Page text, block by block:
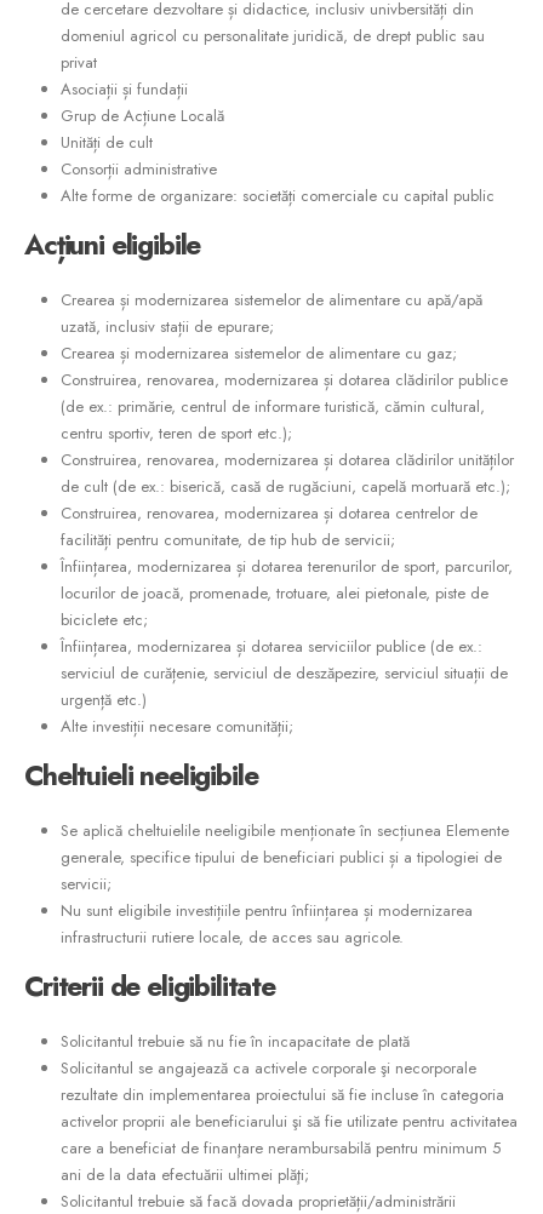
de cercetare dezvoltare și didactice, inclusiv univbersități din
domeniul agricol cu personalitate juridică, de drept public sau
privat
Asociații și fundații
Grup de Acțiune Locală
Unități de cult
Consorții administrative
Alte forme de organizare: societăți comerciale cu capital public
Acțiuni eligibile
Crearea și modernizarea sistemelor de alimentare cu apă/apă
uzată, inclusiv stații de epurare;
Crearea și modernizarea sistemelor de alimentare cu gaz;
Construirea, renovarea, modernizarea și dotarea clădirilor publice
(de ex.: primărie, centrul de informare turistică, cămin cultural,
centru sportiv, teren de sport etc.);
Construirea, renovarea, modernizarea și dotarea clădirilor unităților
de cult (de ex.: biserică, casă de rugăciuni, capelă mortuară etc.);
Construirea, renovarea, modernizarea și dotarea centrelor de
facilități pentru comunitate, de tip hub de servicii;
Înființarea, modernizarea și dotarea terenurilor de sport, parcurilor,
locurilor de joacă, promenade, trotuare, alei pietonale, piste de
biciclete etc;
Înființarea, modernizarea și dotarea serviciilor publice (de ex.:
serviciul de curățenie, serviciul de deszăpezire, serviciul situații de
urgență etc.)
Alte investiții necesare comunității;
Cheltuielineeligibile
Se aplică cheltuielile neeligibile menționate în secțiunea Elemente
generale, specifice tipului de beneficiari publici și a tipologiei de
servicii;
Nu sunt eligibile investițiile pentru înființarea și modernizarea
infrastructurii rutiere locale, de acces sau agricole.
Criteriideeligibilitate
Solicitantul trebuie să nu fie în incapacitate de plată
Solicitantul se angajează ca activele corporale şi necorporale
rezultate din implementarea proiectului să fie incluse în categoria
activelor proprii ale beneficiarului şi să fie utilizate pentru activitatea
care a beneficiat de finanţare nerambursabilă pentru minimum 5
ani de la data efectuării ultimei plăţi;
Solicitantul trebuie să facă dovada proprietății/administrării